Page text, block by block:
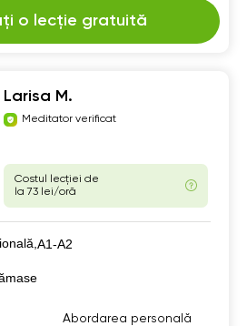
o lecție gratuită
Larisa M.
Meditator verificat
Costul lecției de
la 73 lei/oră
А1-А2
Abordarea personală